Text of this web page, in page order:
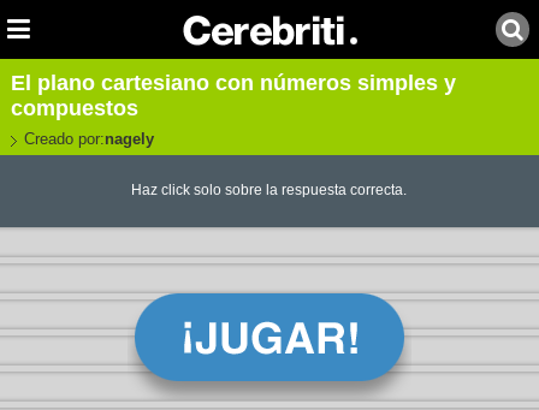
El plano cartesiano con números simples y
compuestos
Creado por:nagely
Haz click solo sobre la respuesta correcta.